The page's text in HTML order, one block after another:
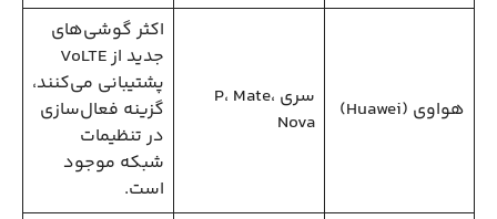
هواوی (Huawei)
سری P، Mate،
Nova
اکثر گوشی‌های
جدید از VoLTE
پشتیبانی می‌کنند،
گزینه فعال‌سازی
در تنظیمات
شبکه موجود
است.